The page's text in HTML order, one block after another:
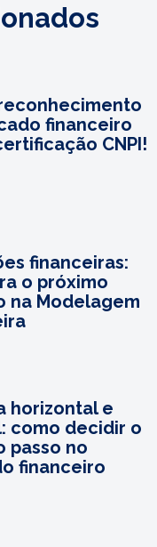
financeiro
CNPI!
financeiras:
o próximo
na Modelagem
horizontal e
como decidir o
passo no
financeiro